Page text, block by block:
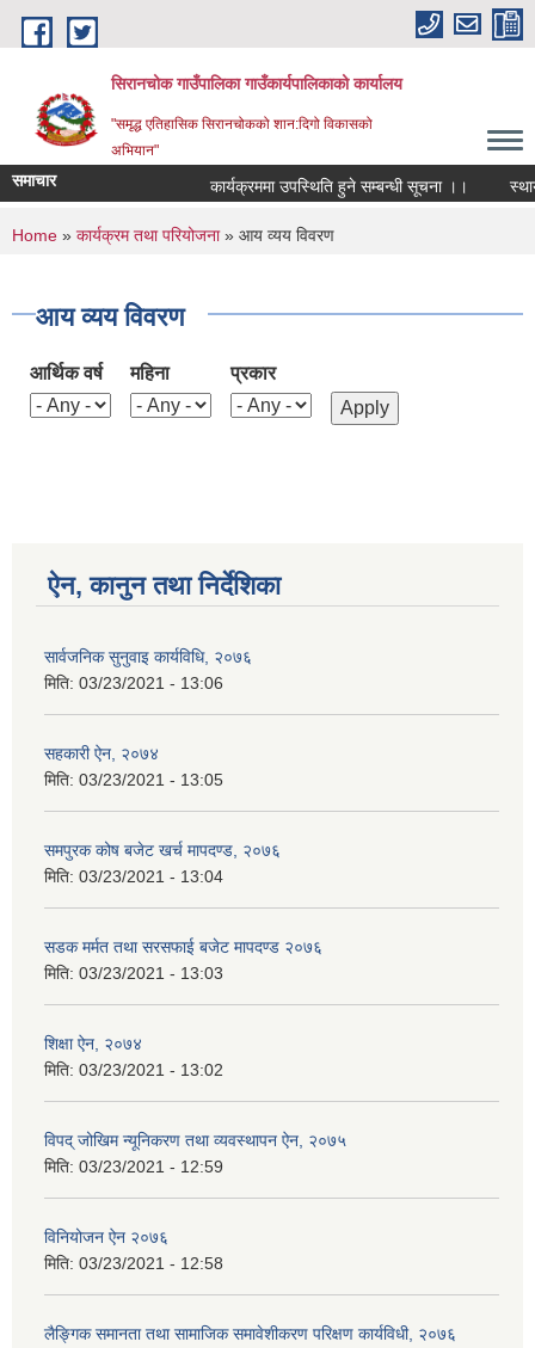
Skip to main content
सिरानचोक गाउँपालिका गाउँकार्यपालिकाको कार्यालय
"समृद्ध एतिहासिक सिरानचोकको शान:दिगो विकासको
अभियान"
समाचार कार्यक्रममा उपस्थिति हुने सम्बन्धी सूचना ।।
You are here
Home » कार्यक्रम तथा परियोजना» आय व्यय विवरण
आय व्यय विवरण
आर्थिक वर्ष महिना प्रकार
ऐन, कानुन तथा निर्देशिका
सार्वजनिक सुनुवाइ कार्यविधि, २०७६
मिति: 03/23/2021 - 13:06
सहकारी ऐन, २०७४
मिति: 03/23/2021 - 13:05
समपुरक कोष बजेट खर्च मापदण्ड, २०७६
मिति: 03/23/2021 - 13:04
सडक मर्मत तथा सरसफाई बजेट मापदण्ड २०७६
मिति: 03/23/2021 - 13:03
शिक्षा ऐन, २०७४
मिति: 03/23/2021 - 13:02
विपद् जोखिम न्यूनिकरण तथा व्यवस्थापन ऐन, २०७५
मिति: 03/23/2021 - 12:59
विनियोजन ऐन २०७६
मिति: 03/23/2021 - 12:58
लैङ्गिक समानता तथा सामाजिक समावेशीकरण परिक्षण कार्यविधी, २०७६